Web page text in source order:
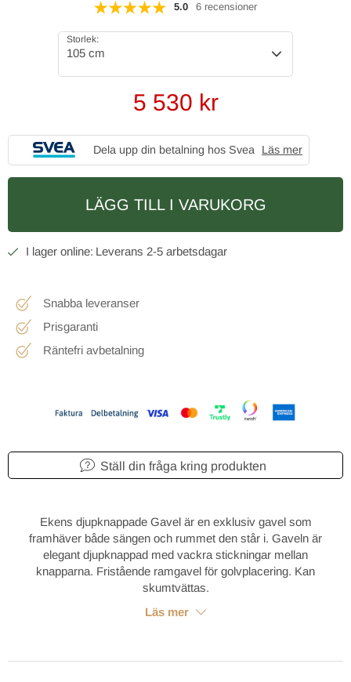
5.0 6 recensioner
Storlek:
105 cm
5 530 kr
Dela upp din betalning hos Svea Läs mer
LÄGG TILL I VARUKORG
2-5 arbetsdagar
Snabba leveranser
Prisgaranti
Räntefri avbetalning
Ställ din fråga kring produkten
Ekens djupknappade Gavel är en exklusiv gavel som
framhäver både sängen och rummet den står i. Gaveln är
elegant djupknappad med vackra stickningar mellan
knapparna. Fristående ramgavel för golvplacering. Kan
skumtvättas.
Läs mer